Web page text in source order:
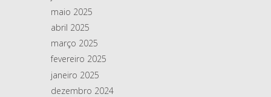
maio 2025
abril 2025
março 2025
fevereiro 2025
janeiro 2025
dezembro 2024